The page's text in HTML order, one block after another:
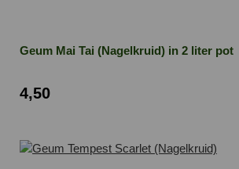
Geum Mai Tai (Nagelkruid) in 2 liter pot
4,50